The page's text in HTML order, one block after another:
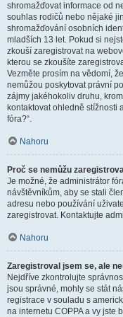
shromažďovat informace od
souhlas rodičů nebo nějaké
shromažďování osobních
mladších 13 let. Pokud si
zkouší zaregistrovat na
kterou se zkoušíte
Vezměte prosím na vědomí,
nemůžou poskytovat právní
zájmy jakéhokoliv druhu,
kontaktovat ohledně stížnosti
fóra?“.
Nahoru
Proč se nemůžu
Je možné, že administrátor
návštěvníkům, aby se stali
adresu nebo používání
zaregistrovat. Kontaktujte
Nahoru
Zaregistroval jsem se, ale
Nejdříve zkontrolujte
jsou správné, mohly se stát
registrace v souladu s
na internetu COPPA a vy jste